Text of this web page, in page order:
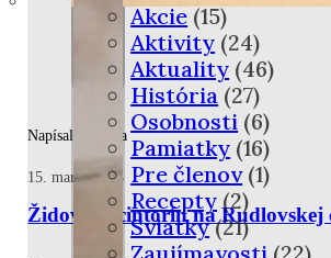
Napísal: Zuzana
15. marca 2025
Židovský cintorín na Rudlovskej
Akcie(15)
Aktivity (24)
Aktuality (46)
História (27)
Osobnosti (6)
Pamiatky (16)
Pre členov(1)
Recepty (2)
Sviatky(21)